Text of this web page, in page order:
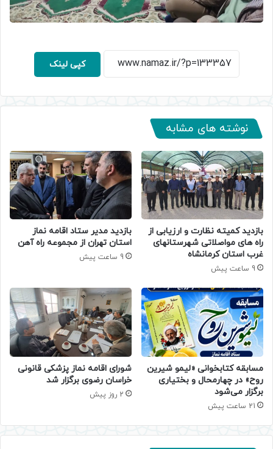
کپی لینک
نوشته های مشابه
بازدید کمیته نظارت و ارزیابی از
راه های مواصلاتی شهرستانهای
غرب استان کرمانشاه
9 ساعت پیش
بازدید مدیر ستاد اقامه نماز
استان تهران از مجموعه راه آهن
9 ساعت پیش
مسابقه کتابخوانی «لیمو شیرین
روح» در چهارمحال و بختیاری
برگزار می‌شود
21 ساعت پیش
شورای اقامه نماز پزشکی قانونی
خراسان رضوی برگزار شد
2 روز پیش